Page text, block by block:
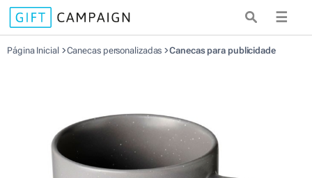
☰
Página Inicial Canecas personalizadas Canecas para publicidade